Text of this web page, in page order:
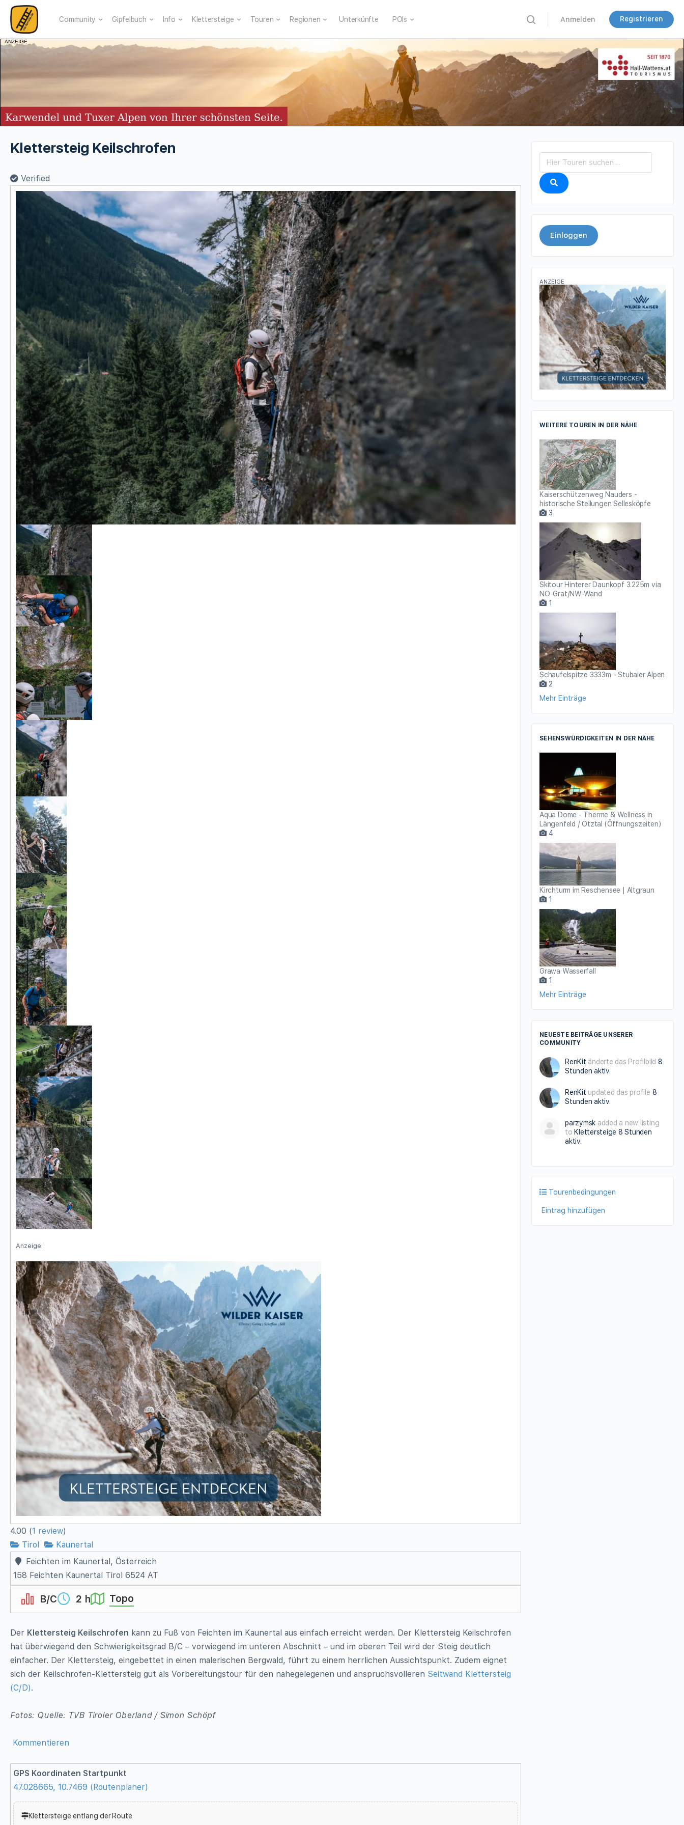
Community Gipfelbuch Info Klettersteige Touren Regionen Unterkünfte POIs Anmelden Registrieren
ANZEIGE
Klettersteig Keilschrofen
Verified
Anzeige:
4.00 (1 review)
Tirol
Kaunertal
Feichten im Kaunertal, Österreich
158 Feichten Kaunertal Tirol 6524 AT
B/C 2 h Topo
Der Klettersteig Keilschrofen kann zu Fuß von Feichten im Kaunertal aus einfach erreicht werden. Der Klettersteig Keilschrofen
hat überwiegend den Schwierigkeitsgrad B/C – vorwiegend im unteren Abschnitt – und im oberen Teil wird der Steig deutlich
einfacher. Der Klettersteig, eingebettet in einen malerischen Bergwald, führt zu einem herrlichen Aussichtspunkt. Zudem eignet
sich der Keilschrofen-Klettersteig gut als Vorbereitungstour für den nahegelegenen und anspruchsvolleren Seitwand Klettersteig
(C/D).
Fotos: Quelle: TVB Tiroler Oberland / Simon Schöpf
Kommentieren
GPS Koordinaten Startpunkt
47.028665, 10.7469 (Routenplaner)
Klettersteige entlang der Route
Einloggen
ANZEIGE
WEITERE TOUREN IN DER NÄHE
Kaiserschützenweg Nauders -
historische Stellungen Sellesköpfe
3
Skitour Hinterer Daunkopf 3.225m via
NO-Grat/NW-Wand
1
Schaufelspitze 3333m - Stubaier Alpen
2
Mehr Einträge
SEHENSWÜRDIGKEITEN IN DER NÄHE
Aqua Dome - Therme & Wellness in
Längenfeld / Ötztal (Öffnungszeiten)
4
Kirchturm im Reschensee | Altgraun
1
Grawa Wasserfall
1
Mehr Einträge
NEUESTE BEITRÄGE UNSERER
COMMUNITY
RenKit änderte das Profilbild 8
Stunden aktiv.
RenKit updated das profile 8
Stunden aktiv.
parzymsk added a new listing
to Klettersteige 8 Stunden
aktiv.
Tourenbedingungen
Eintrag hinzufügen